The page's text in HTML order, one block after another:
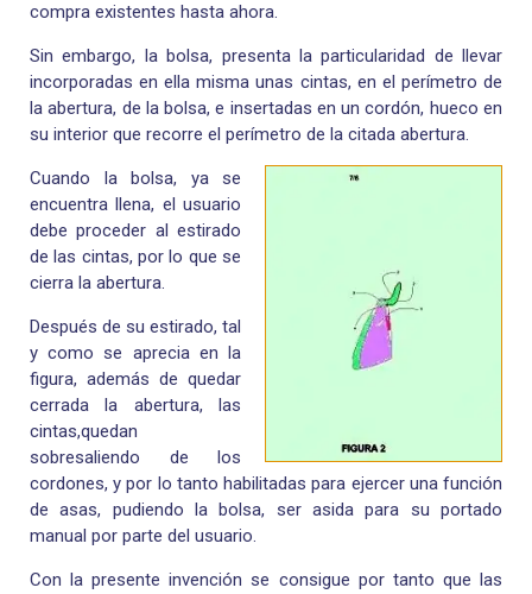
compra existentes hasta ahora.
Sin embargo, la bolsa, presenta la particularidad de llevar
incorporadas en ella misma unas cintas, en el perímetro de
la abertura, de la bolsa, e insertadas en un cordón, hueco en
su interior que recorre el perímetro de la citada abertura.
Cuando la bolsa, ya se
encuentra llena, el usuario
debe proceder al estirado
de las cintas, por lo que se
cierra la abertura.
Después de su estirado, tal
y como se aprecia en la
figura, además de quedar
cerrada la abertura, las
cintas,quedan
sobresaliendo de los
cordones, y por lo tanto habilitadas para ejercer una función
de asas, pudiendo la bolsa, ser asida para su portado
manual por parte del usuario.
Con la presente invención se consigue por tanto que las